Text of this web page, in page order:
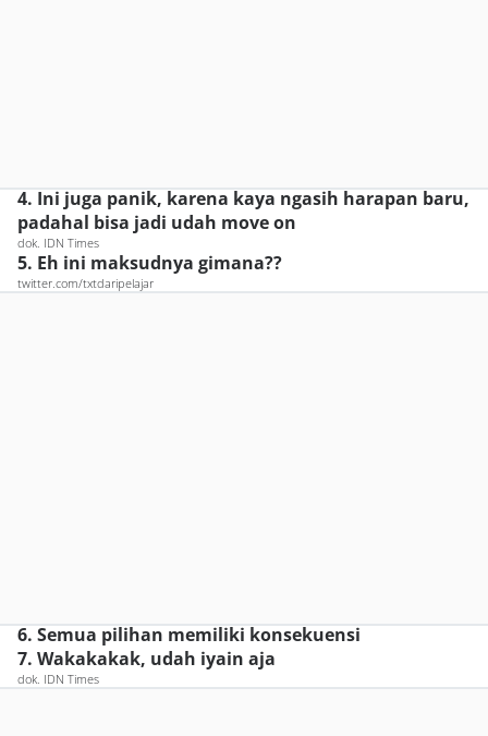
4. Ini juga panik, karena kaya ngasih harapan baru,
padahal bisa jadi udah move on
dok. IDN Times
5. Eh ini maksudnya gimana??
twitter.com/txtdaripelajar
6. Semua pilihan memiliki konsekuensi
7. Wakakakak, udah iyain aja
dok. IDN Times